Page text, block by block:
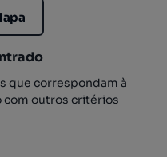
que correspondam à
com outros critérios